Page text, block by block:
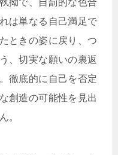
拗で、自罰的な色合
は単なる自己満足で
ときの姿に戻り、つ
、切実な願いの裏返
徹底的に自己を否定
創造の可能性を見出
。